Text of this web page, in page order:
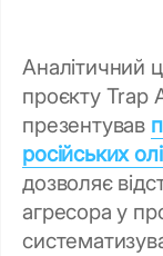
Аналітичний
проєкту Trap
презентував
російських
дозволяє
агресора у